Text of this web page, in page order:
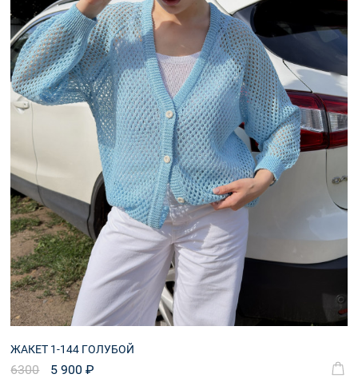
Аксессуары
ЖАКЕТ 1-144 ГОЛУБОЙ
6300 5 900 ₽